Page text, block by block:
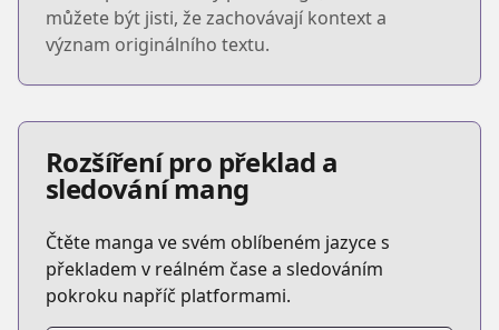
můžete být jisti, že zachovávají kontext a
význam originálního textu.
Rozšíření pro překlad a
sledování mang
Čtěte manga ve svém oblíbeném jazyce s
překladem v reálném čase a sledováním
pokroku napříč platformami.